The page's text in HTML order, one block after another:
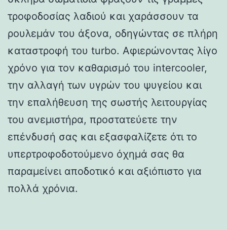
τροφοδοσίας λαδιού και χαράσσουν τα
ρουλεμάν του άξονα, οδηγώντας σε πλήρη
καταστροφή του turbo. Αφιερώνοντας λίγο
χρόνο για τον καθαρισμό του intercooler,
την αλλαγή των υγρών του ψυγείου και
την επαλήθευση της σωστής λειτουργίας
του ανεμιστήρα, προστατεύετε την
επένδυσή σας και εξασφαλίζετε ότι το
υπερτροφοδοτούμενο όχημά σας θα
παραμείνει αποδοτικό και αξιόπιστο για
πολλά χρόνια.